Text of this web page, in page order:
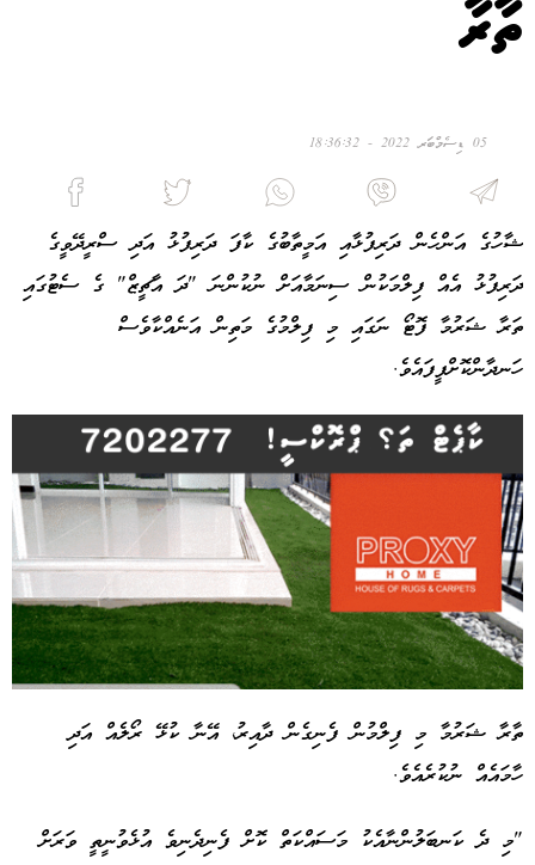
ތާރާ
05 ޑިސެމްބަރ 2022 - 18:36:32
ޝާހުގެ އަންހެން ދަރިފުޅާއި އަމީތާބުގެ ކާފަ ދަރިފުޅު އަދި ސްރީދޭވީގެ
ދަރިފުޅު އެއް ފިލްމަކުން ސިނަމާއަށް ނުކުންނަ "ދަ އާޗީޒް" ގެ ސެޓުގައި
ތަރާ ޝަރުމާ ފޮޓޯ ނަގައި މި ފިލްމުގެ މަތިން އަނެއްކާވެސް
ހަނދާންކޮށްފީފައެވެ.
ތާރާ ޝަރުމާ މި ފިލްމުން ފެނިގެން ދާއިރު، އޭނާ ކުޅޭ ރޯލެއް އަދި
ހާމައެއް ނުކުރެއެވެ.
"މި ދެ ކަނބަލުންނާއެކު މަސައްކަތް ކޮށް ފެނިދެނިވެ އުޅެވުނީތީ ވަރަށް